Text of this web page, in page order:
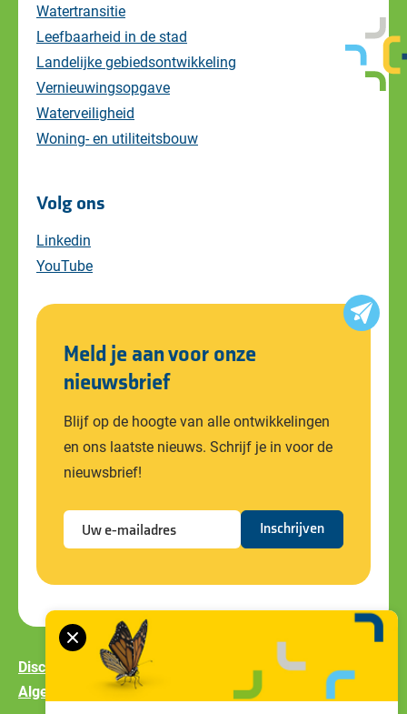
Watertransitie
Leefbaarheid in de stad
Landelijke gebiedsontwikkeling
Vernieuwingsopgave
Waterveiligheid
Woning- en utiliteitsbouw
Volg ons
Linkedin
YouTube
Meld je aan voor onze
nieuwsbrief
Blijf op de hoogte van alle ontwikkelingen
en ons laatste nieuws. Schrijf je in voor de
nieuwsbrief!
Disclaimer Privacy policy
Cookiebeleid
Algemene voorwaarden